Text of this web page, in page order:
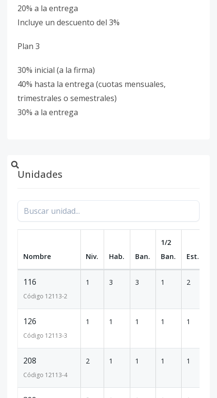
20% a la entrega
Incluye un descuento del 3%
Plan 3
30% inicial (a la firma)
40% hasta la entrega (cuotas mensuales,
trimestrales o semestrales)
30% a la entrega
Unidades
Nombre Niv. Hab. Ban.
1/2
Ban.
Est.
116
Código 12113-2
1 3 3 1 2
126
Código 12113-3
1 1 1 1 1
208
Código 12113-4
2 1 1 1 1